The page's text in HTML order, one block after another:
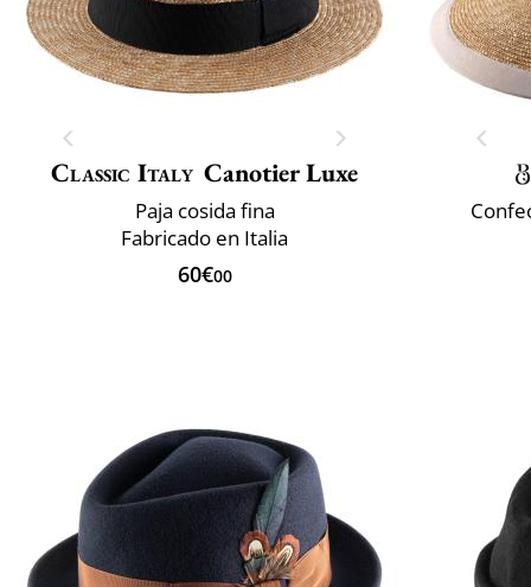
Classic Italy Canotier Luxe
Paja cosida fina
Fabricado en Italia
60€00